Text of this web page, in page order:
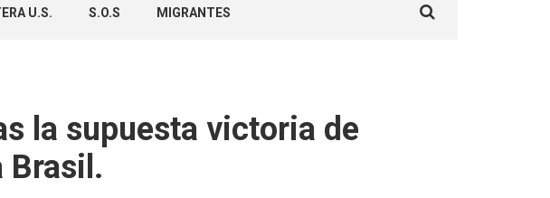
U.S. S.O.S MIGRANTES
for:
la supuesta victoria de
Brasil.